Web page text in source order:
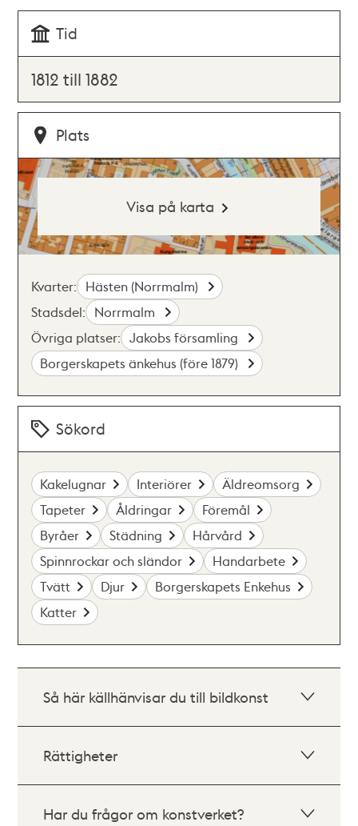
Tid
1812 till 1882
Plats
Visa på karta
Kvarter: Hästen (Norrmalm)
Stadsdel: Norrmalm
Övriga platser: Jakobs församling
Borgerskapets änkehus (före 1879)
Sökord
Kakelugnar Interiörer
Äldreomsorg
Tapeter
Åldringar
Föremål
Byråer
Städning
Hårvård
Spinnrockar och sländor
Handarbete
Tvätt
Djur
Borgerskapets Enkehus
Katter
Så här källhänvisar du till bildkonst
Rättigheter
Har du frågor om konstverket?